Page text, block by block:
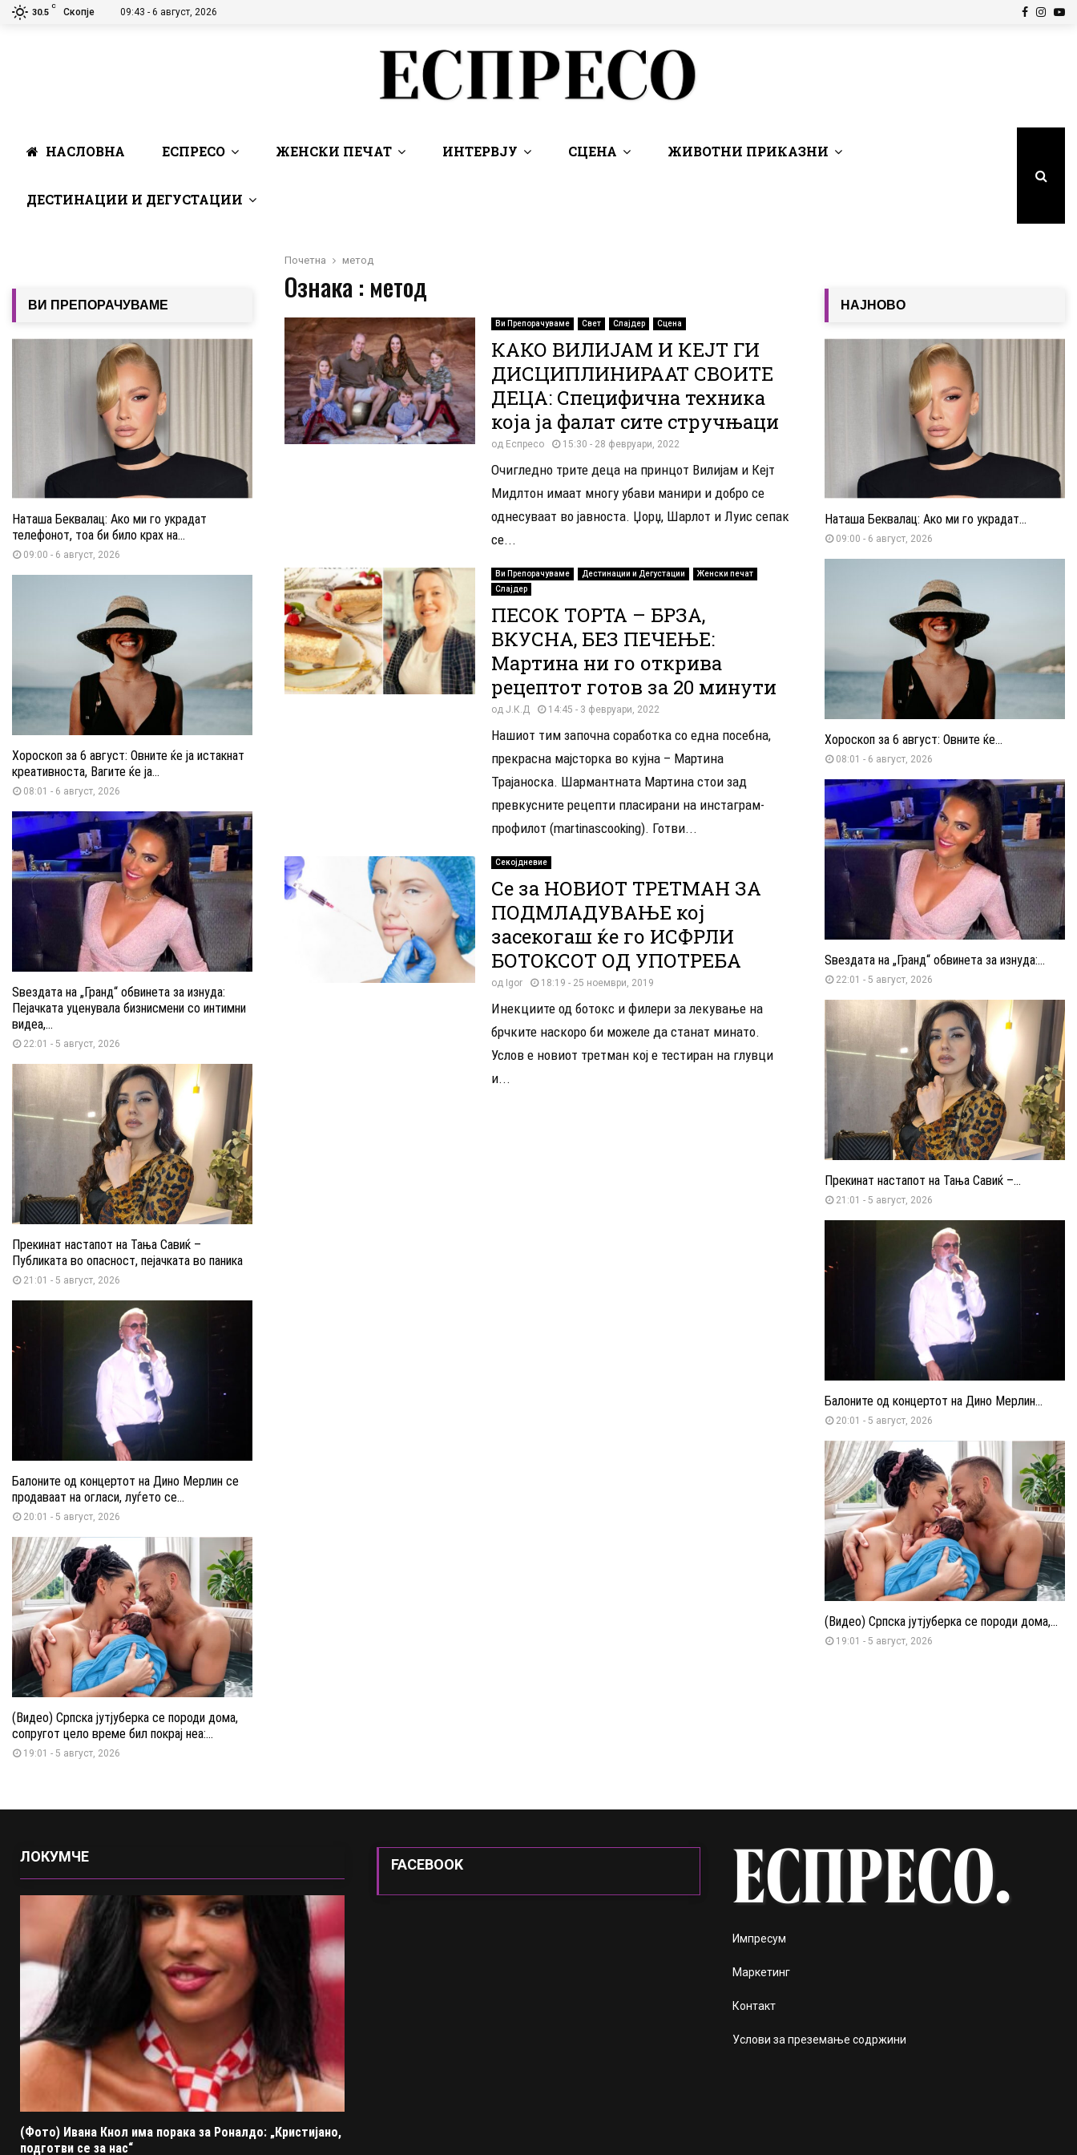
30.5
C
Скопје 09:43 - 6 август, 2026 Facebook
НАСЛОВНА ЕСПРЕСО ЖЕНСКИ ПЕЧАТ ИНТЕРВЈУ СЦЕНА ЖИВОТНИ ПРИКАЗНИ
ДЕСТИНАЦИИ И ДЕГУСТАЦИИ
Почетна метод
Ознака : метод
Ви Препорачуваме Свет Слајдер Сцена
КАКО ВИЛИЈАМ И КЕЈТ ГИ
ДИСЦИПЛИНИРААТ СВОИТЕ
ДЕЦА: Специфична техника
која ја фалат сите стручњаци
од Еспресо 15:30 - 28 февруари, 2022
Очигледно трите деца на принцот Вилијам и Кејт
Мидлтон имаат многу убави манири и добро се
однесуваат во јавноста. Џорџ, Шарлот и Луис сепак
се...
Ви Препорачуваме Дестинации и Дегустации
Женски печат
Слајдер
ПЕСОК ТОРТА – БРЗА,
ВКУСНА, БЕЗ ПЕЧЕЊЕ:
Мартина ни го открива
рецептот готов за 20 минути
од Ј.К.Д 14:45 - 3 февруари, 2022
Нашиот тим започна соработка со една посебна,
прекрасна мајсторка во кујна – Мартина
Трајаноска. Шармантната Мартина стои зад
превкусните рецепти пласирани на инстаграм-
профилот (martinascooking). Готви...
Секојдневие
Се за НОВИОТ ТРЕТМАН ЗА
ПОДМЛАДУВАЊЕ кој
засекогаш ќе го ИСФРЛИ
БОТОКСОТ ОД УПОТРЕБА
од Igor 18:19 - 25 ноември, 2019
Инекциите од ботокс и филери за лекување на
брчките наскоро би можеле да станат минато.
Услов е новиот третман кој е тестиран на глувци
и...
ВИ ПРЕПОРАЧУВАМЕ
Наташа Беквалац: Ако ми го украдат
телефонот, тоа би било крах на...
09:00 - 6 август, 2026
Хороскоп за 6 август: Овните ќе ја истакнат
креативноста, Вагите ќе ја...
08:01 - 6 август, 2026
Ѕвездата на „Гранд“ обвинета за изнуда:
Пејачката уценувала бизнисмени со интимни
видеа,...
22:01 - 5 август, 2026
Прекинат настапот на Тања Савиќ –
Публиката во опасност, пејачката во паника
21:01 - 5 август, 2026
Балоните од концертот на Дино Мерлин се
продаваат на огласи, луѓето се...
20:01 - 5 август, 2026
(Видео) Српска јутјуберка се породи дома,
сопругот цело време бил покрај неа:...
19:01 - 5 август, 2026
НАЈНОВО
Наташа Беквалац: Ако ми го украдат...
09:00 - 6 август, 2026
Хороскоп за 6 август: Овните ќе...
08:01 - 6 август, 2026
Ѕвездата на „Гранд“ обвинета за изнуда:...
22:01 - 5 август, 2026
Прекинат настапот на Тања Савиќ –...
21:01 - 5 август, 2026
Балоните од концертот на Дино Мерлин...
20:01 - 5 август, 2026
(Видео) Српска јутјуберка се породи дома,...
19:01 - 5 август, 2026
ЛОКУМЧЕ
(Фото) Ивана Кнол има порака за Роналдо: „Кристијано,
подготви се за нас“
FACEBOOK
Импресум
Маркетинг
Контакт
Услови за преземање содржини